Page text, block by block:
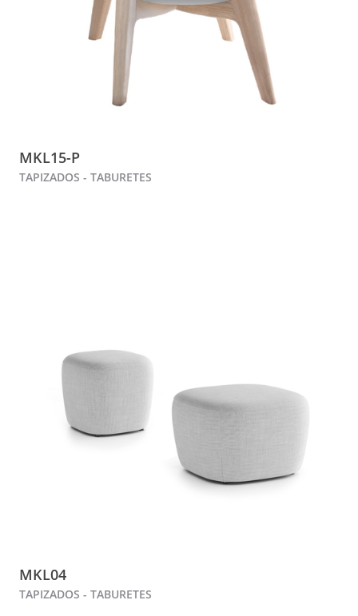
MKL15-P
TAPIZADOS - TABURETES
MKL04
TAPIZADOS - TABURETES